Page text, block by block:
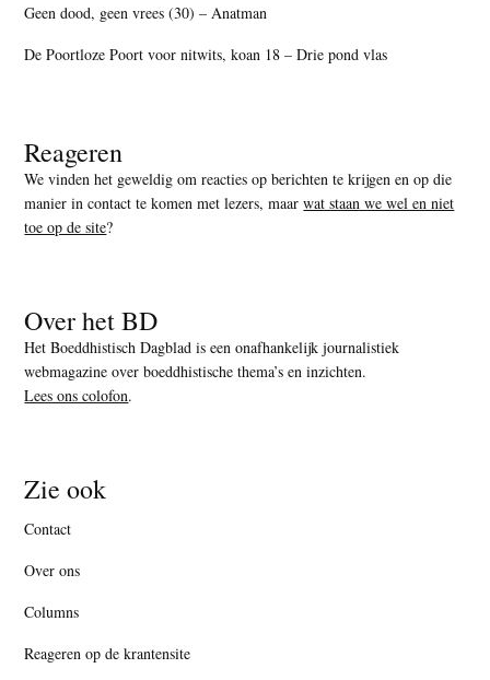
Geen dood, geen vrees (30) – Anatman
De Poortloze Poort voor nitwits, koan 18 – Drie pond vlas
Reageren
We vinden het geweldig om reacties op berichten te krijgen en op die
manier in contact te komen met lezers, maarwat staan we wel en niet
toe op de site?
Over het BD
Het Boeddhistisch Dagblad is een onafhankelijk journalistiek
webmagazine over boeddhistische thema’s en inzichten.
Lees ons colofon.
Zie ook
Contact
Over ons
Columns
Reageren op de krantensite